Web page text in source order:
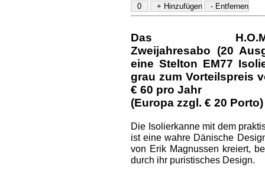
Das H.O.M.E.-
Zweijahresabo (20
eine Stelton EM77
grauzum Vorteilspreis
€ 60 pro Jahr
(Europa zzgl. € 20 Porto)
Die Isolierkanne mit dem
ist eine wahre Dänische
von Erik Magnussen kreiert,
durch ihr puristisches Design.